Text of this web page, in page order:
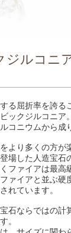
ジルコニ
る屈折率を誇る
ックジルコニア。
コニウムから成
より多くの方が
場した人造宝石
ファイアは最高
ァイアと並ぶ硬
れています。
石ならではの計
。